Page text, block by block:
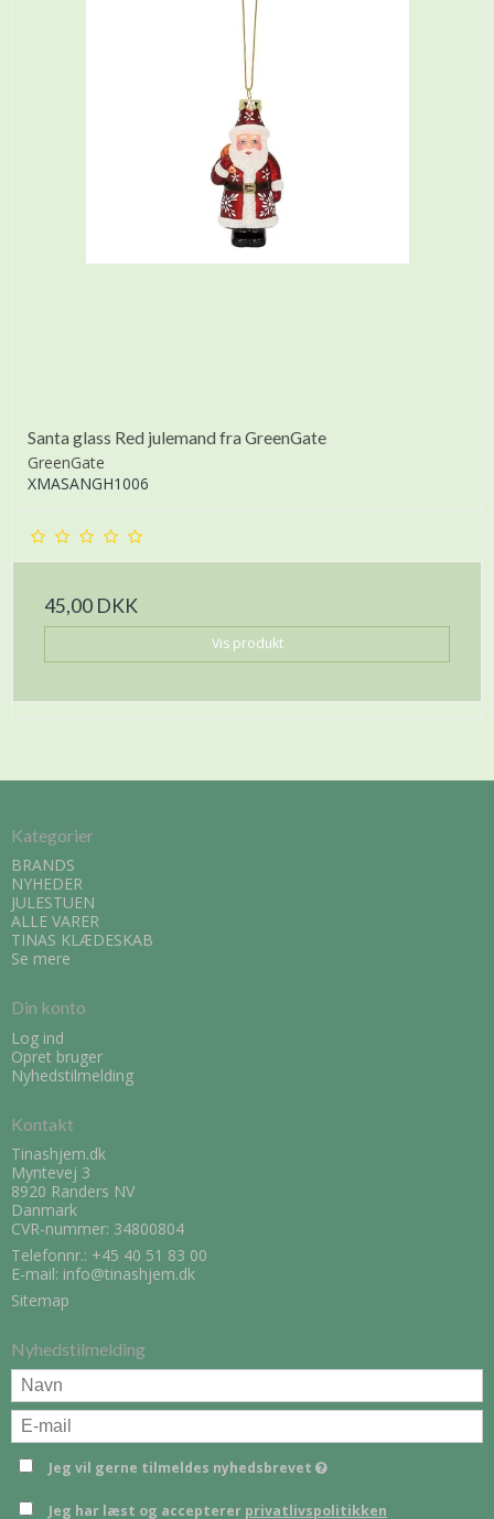
Santa glass Red julemand fra GreenGate
GreenGate
XMASANGH1006
45,00 DKK
Vis produkt
Kategorier
BRANDS
NYHEDER
JULESTUEN
ALLE VARER
TINAS KLÆDESKAB
Se mere
Din konto
Log ind
Opret bruger
Nyhedstilmelding
Kontakt
Tinashjem.dk
Myntevej 3
8920 Randers NV
Danmark
CVR-nummer: 34800804
Telefonnr.: +45 40 51 83 00
E-mail: info@tinashjem.dk
Sitemap
Nyhedstilmelding
Jeg vil gerne tilmeldes nyhedsbrevet
Jeg har læst og accepterer privatlivspolitikken